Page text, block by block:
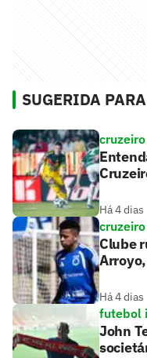
SUGERIDA
cruzeiro
Há 4 dias
cruzeiro
Clube
Há 4 dias
futebol
John